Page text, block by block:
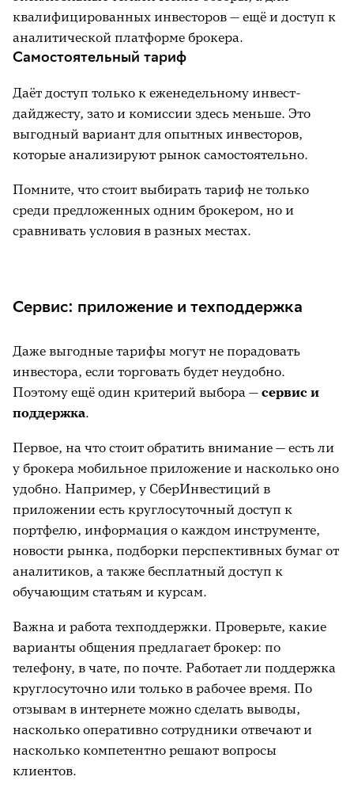
квалифицированных инвесторов — ещё и доступ к
аналитической платформе брокера.
Самостоятельный тариф
Даёт доступ только к еженедельному инвест-
дайджесту, зато и комиссии здесь меньше. Это
выгодный вариант для опытных инвесторов,
которые анализируют рынок самостоятельно.
Помните, что стоит выбирать тариф не только
среди предложенных одним брокером, но и
сравнивать условия в разных местах.
Сервис: приложение и техподдержка
Даже выгодные тарифы могут не порадовать
инвестора, если торговать будет неудобно.
Поэтому ещё один критерий выбора — сервис и
поддержка.
Первое, на что стоит обратить внимание — есть ли
у брокера мобильное приложение и насколько оно
удобно. Например, у СберИнвестиций в
приложении есть круглосуточный доступ к
портфелю, информация о каждом инструменте,
новости рынка, подборки перспективных бумаг от
аналитиков, а также бесплатный доступ к
обучающим статьям и курсам.
Важна и работа техподдержки. Проверьте, какие
варианты общения предлагает брокер: по
телефону, в чате, по почте. Работает ли поддержка
круглосуточно или только в рабочее время. По
отзывам в интернете можно сделать выводы,
насколько оперативно сотрудники отвечают и
насколько компетентно решают вопросы
клиентов.